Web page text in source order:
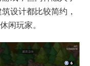
设计都比较简约，
闲玩家。